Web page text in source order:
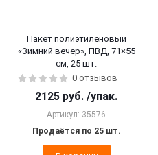
Пакет полиэтиленовый
«Зимний вечер», ПВД, 71×55
см, 25 шт.
0 отзывов
2125 руб. /упак.
Артикул: 35576
Продаётся по 25 шт.